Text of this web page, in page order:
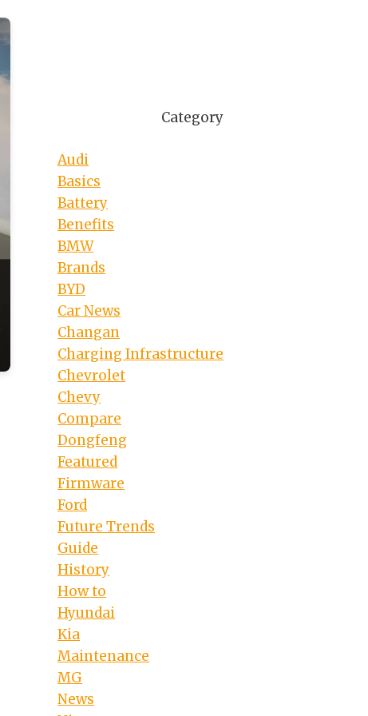
Category
Audi
Basics
Battery
Benefits
BMW
Brands
BYD
Car News
Changan
Charging Infrastructure
Chevrolet
Chevy
Compare
Dongfeng
Featured
Firmware
Ford
Future Trends
Guide
History
How to
Hyundai
Kia
Maintenance
MG
News